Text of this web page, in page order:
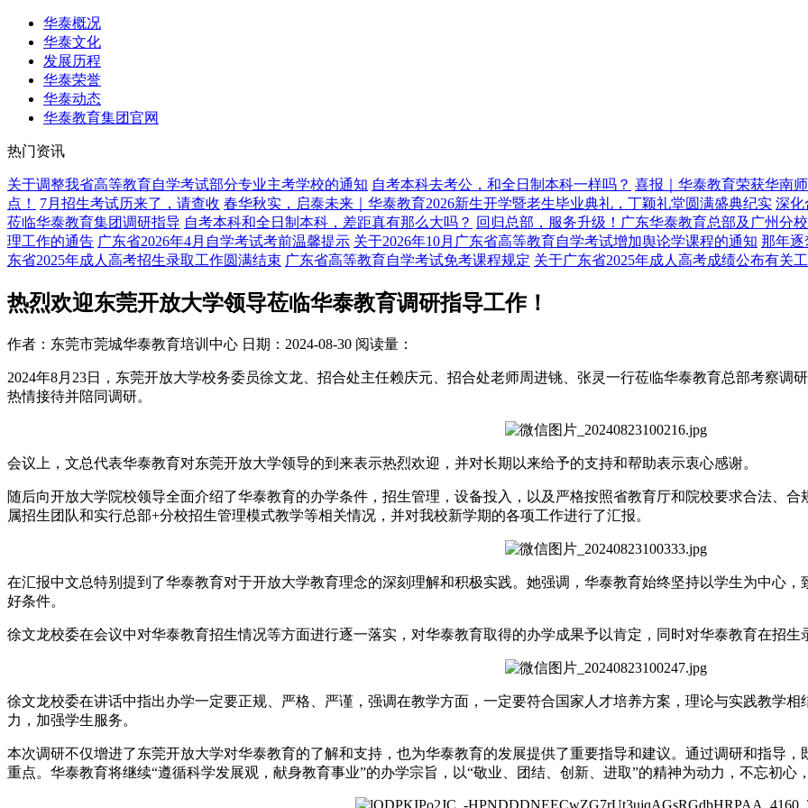
华泰概况
华泰文化
发展历程
华泰荣誉
华泰动态
华泰教育集团官网
热门资讯
关于调整我省高等教育自学考试部分专业主考学校的通知 自考本科去考公，和全日制本科一样吗？ 喜报｜华泰教育荣获华南
点！
7月招生考试历来了，请查收 春华秋实，启泰未来｜华泰教育2026新生开学暨老生毕业典礼，丁颖礼堂圆满盛典纪实 深化
莅临华泰教育集团调研指导 自考本科和全日制本科，差距真有那么大吗？ 回归总部，服务升级！广东华泰教育总部及广州分
理工作的通告 广东省2026年4月自学考试考前温馨提示 关于2026年10月广东省高等教育自学考试增加舆论学课程的通知 那年
东省2025年成人高考招生录取工作圆满结束 广东省高等教育自学考试免考课程规定 关于广东省2025年成人高考成绩公布有关
热烈欢迎东莞开放大学领导莅临华泰教育调研指导工作！
作者：东莞市莞城华泰教育培训中心 日期：2024-08-30 阅读量：
2024年8月23日，东莞开放大学校务委员徐文龙、招合处主任赖庆元、招合处老师周进铫、张灵一行莅临华泰教育总部考察调
热情接待并陪同调研。
会议上，文总代表华泰教育对东莞开放大学领导的到来表示热烈欢迎，并对长期以来给予的支持和帮助表示衷心感谢。
随后向开放大学院校领导全面介绍了华泰教育的办学条件，招生管理，设备投入，以及严格按照省教育厅和院校要求合法、
属招生团队和实行总部+分校招生管理模式教学等相关情况，并对我校新学期的各项工作进行了汇报。
在汇报中文总特别提到了华泰教育对于开放大学教育理念的深刻理解和积极实践。她强调，华泰教育始终坚持以学生为中心
好条件。
徐文龙校委在会议中对华泰教育招生情况等方面进行逐一落实，对华泰教育取得的办学成果予以肯定，同时对华泰教育在招
徐文龙校委在讲话中指出办学一定要正规、严格、严谨，强调在教学方面，一定要符合国家人才培养方案，理论与实践教学
力，加强学生服务。
本次调研不仅增进了东莞开放大学对华泰教育的了解和支持，也为华泰教育的发展提供了重要指导和建议。通过调研和指导
重点。华泰教育将继续“遵循科学发展观，献身教育事业”的办学宗旨，以“敬业、团结、创新、进取”的精神为动力，不忘初